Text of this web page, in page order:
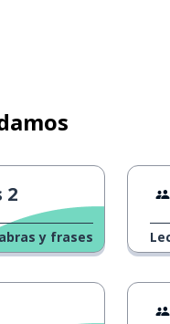
2
y frases